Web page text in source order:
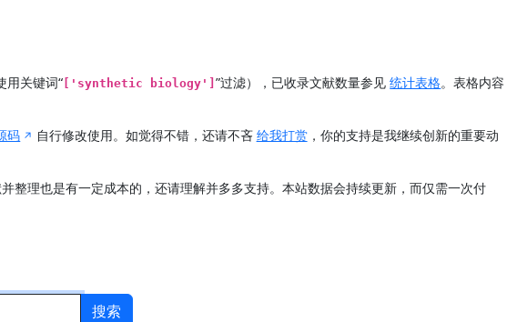
用关键词“ ['synthetic biology']”过滤），已收录文献数量参见统计表格。表格内容
码 自行修改使用。如觉得不错，还请不吝 给我打赏，你的支持是我继续创新的重要动
整理也是有一定成本的，还请理解并多多支持。本站数据会持续更新，而仅需一次付
搜索